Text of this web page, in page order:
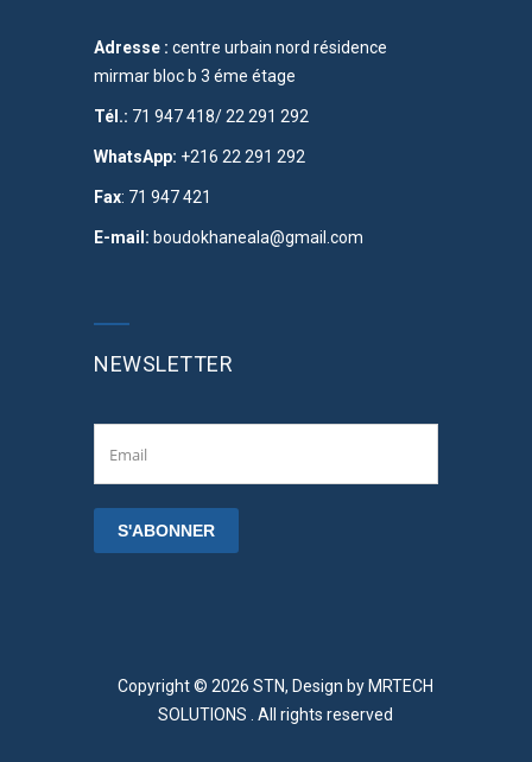
Adresse : centre urbain nord résidence
mirmar bloc b 3 éme étage
Tél.: 71 947 418/ 22 291 292
WhatsApp: +216 22 291 292
Fax: 71 947 421
E-mail: boudokhaneala@gmail.com
NEWSLETTER
Copyright © 2026 STN, Design by MRTECH
SOLUTIONS . All rights reserved